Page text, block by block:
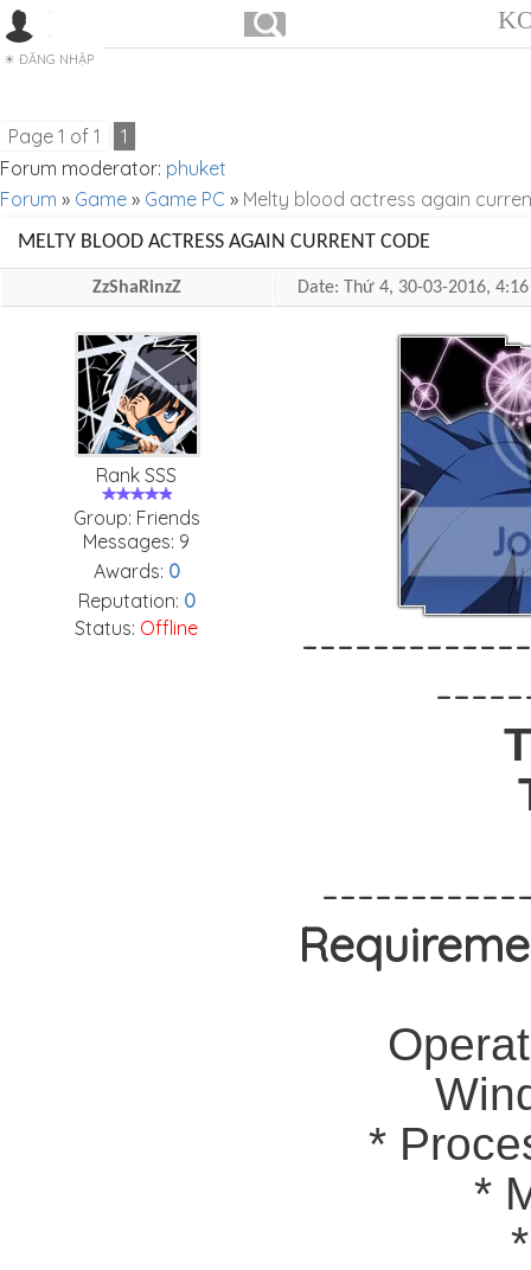
ĐĂNG NHẬP
Page 1 of 1
1
Forum moderator: phuket
Forum » Game » Game PC » Melty blood actress again
MELTY BLOOD ACTRESS AGAIN CURRENT CODE
ZzShaRinzZ Date: Thứ 4, 30-03-2016,
Rank SSS
Group: Friends
Messages: 9
Awards: 0
Reputation: 0
Status: Offline
*
*